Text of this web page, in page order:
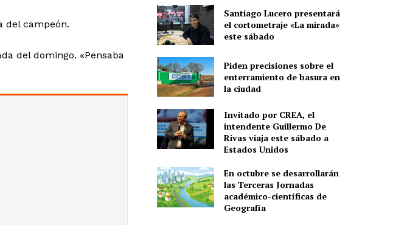
del campeón.
del domingo. «Pensaba
Santiago Lucero presentará
el cortometraje «La mirada»
este sábado
Piden precisiones sobre el
enterramiento de basura en
la ciudad
Invitado por CREA, el
intendente Guillermo De
Rivas viaja este sábado a
Estados Unidos
En octubre se desarrollarán
las Terceras Jornadas
académico-científicas de
Geografía